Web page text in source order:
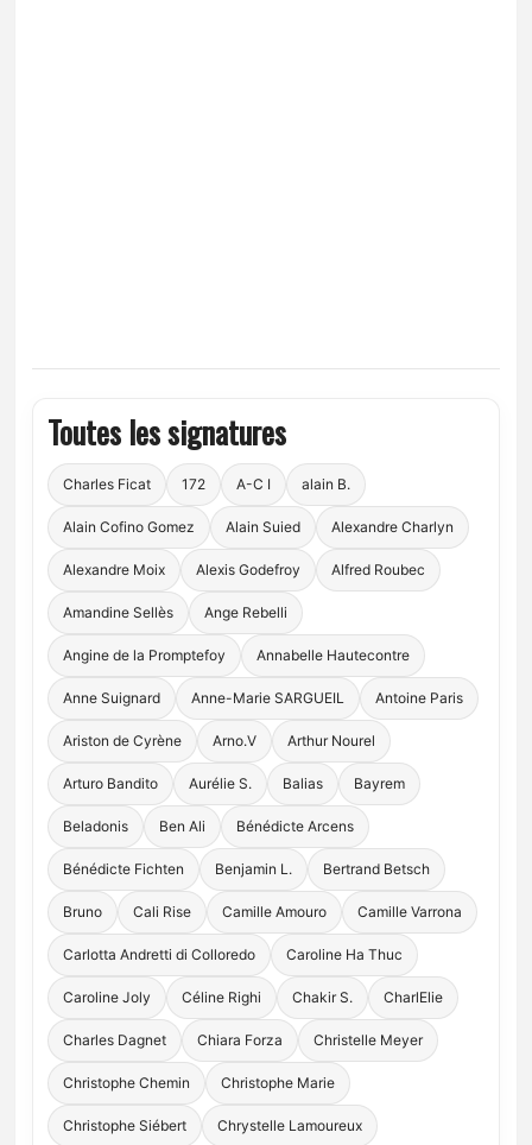
Toutes les signatures
Charles Ficat 172 A-C I alain B.
Alain Cofino Gomez Alain Suied Alexandre Charlyn
Alexandre Moix Alexis Godefroy Alfred Roubec
Amandine Sellès Ange Rebelli
Angine de la Promptefoy Annabelle Hautecontre
Anne Suignard Anne-Marie SARGUEIL Antoine Paris
Ariston de Cyrène Arno.V Arthur Nourel
Arturo Bandito Aurélie S. Balias Bayrem
Beladonis Ben Ali Bénédicte Arcens
Bénédicte Fichten Benjamin L. Bertrand Betsch
Bruno Cali Rise Camille Amouro Camille Varrona
Carlotta Andretti di Colloredo Caroline Ha Thuc
Caroline Joly Céline Righi Chakir S. CharlElie
Charles Dagnet Chiara Forza Christelle Meyer
Christophe Chemin Christophe Marie
Christophe Siébert Chrystelle Lamoureux